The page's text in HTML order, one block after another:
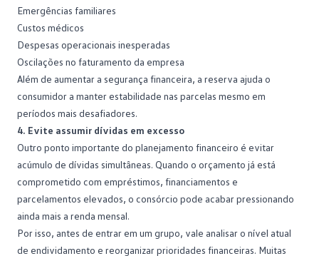
Emergências familiares
Custos médicos
Despesas operacionais inesperadas
Oscilações no faturamento da empresa
Além de aumentar a segurança financeira, a reserva ajuda o
consumidor a manter estabilidade nas parcelas mesmo em
períodos mais desafiadores.
4. Evite assumir dívidas em excesso
Outro ponto importante do planejamento financeiro é evitar
acúmulo de dívidas simultâneas. Quando o orçamento já está
comprometido com empréstimos, financiamentos e
parcelamentos elevados, o consórcio pode acabar pressionando
ainda mais a renda mensal.
Por isso, antes de entrar em um grupo, vale analisar o nível atual
de endividamento e reorganizar prioridades financeiras. Muitas